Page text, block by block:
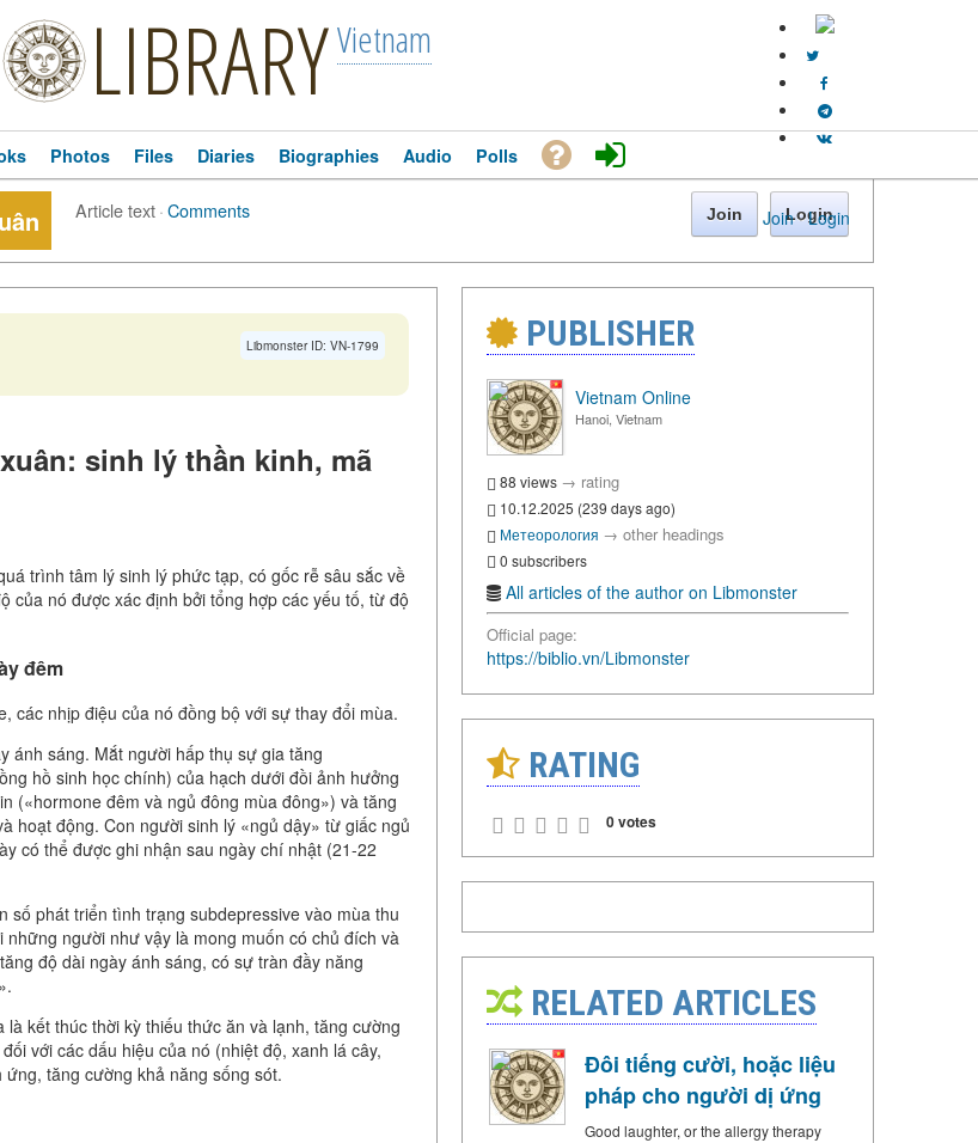
LIBRARYVietnam
Join · Login
Photos Files Diaries Biographies Audio Polls
Article text·Comments Join Login
Libmonster ID: VN-1799
sinh lý thần kinh, mã
trình tâm lý sinh lý phức tạp, có gốc rễ sâu sắc về
của nó được xác định bởi tổng hợp các yếu tố, từ độ
đêm
các nhịp điệu của nó đồng bộ với sự thay đổi mùa.
ánh sáng. Mắt người hấp thụ sự gia tăng
hồ sinh học chính) của hạch dưới đồi ảnh hưởng
(«hormone đêm và ngủ đông mùa đông») và tăng
hoạt động. Con người sinh lý «ngủ dậy» từ giấc ngủ
có thể được ghi nhận sau ngày chí nhật (21-22
số phát triển tình trạng subdepressive vào mùa thu
người như vậy là mong muốn có chủ đích và
độ dài ngày ánh sáng, có sự tràn đầy năng
kết thúc thời kỳ thiếu thức ăn và lạnh, tăng cường
với các dấu hiệu của nó (nhiệt độ, xanh lá cây,
tăng cường khả năng sống sót.
PUBLISHER
Vietnam Online
Hanoi, Vietnam
88 views → rating
10.12.2025 (239 days ago)
Метеорология → other headings
0 subscribers
All articles of the author on Libmonster
Official page:
https://biblio.vn/Libmonster
RATING
0 votes
RELATED ARTICLES
Đôi tiếng cười, hoặc liệu
pháp cho người dị ứng
Good laughter, or the allergy therapy